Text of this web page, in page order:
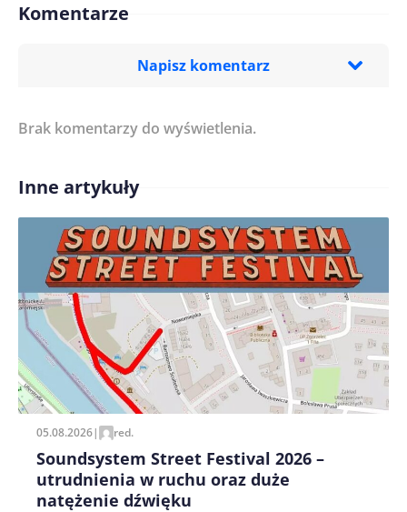
Komentarze
Napisz komentarz
Treść komentarza*
Imię/ Nick*
Zapamiętaj moje dane w tej przeglądarce podczas
pisania kolejnych komentarzy.
Brak komentarzy do wyświetlenia.
Inne artykuły
05.08.2026| red.
Soundsystem Street Festival 2026 –
utrudnienia w ruchu oraz duże
natężenie dźwięku